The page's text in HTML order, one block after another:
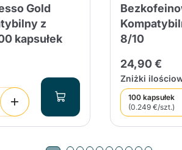
Gold
z
kapsułek
8/10
24,90 €
Zniżki
100 kapsułek
(0.249 €/szt.)
zakupy Przejdź do
Kontynuuj zakupy
zakupy Dodaj minimalną
Kontynuuj zakupy